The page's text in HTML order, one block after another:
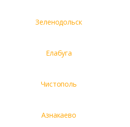
Зеленодольск
Елабуга
Чистополь
Азнакаево